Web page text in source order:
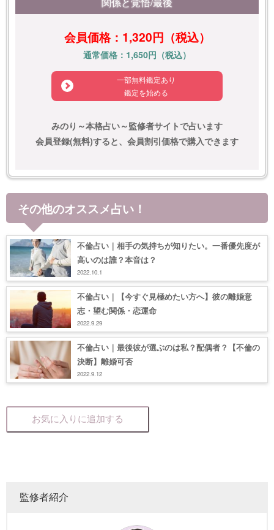
会員価格：1,320円（税込）
通常価格：1,650円（税込）
一部無料鑑定あり
鑑定を始める
みのり～本格占い～監修者サイトで占います
会員登録(無料)すると、会員割引価格で購入できます
その他のオススメ占い！
不倫占い｜相手の気持ちが知りたい。一番優先度が
高いのは誰？本音は？
2022.10.1
不倫占い｜【今すぐ見極めたい方へ】彼の離婚意
志・望む関係・恋運命
2022.9.29
不倫占い｜最後彼が選ぶのは私？配偶者？【不倫の
決断】離婚可否
2022.9.12
お気に入りに追加する
監修者紹介